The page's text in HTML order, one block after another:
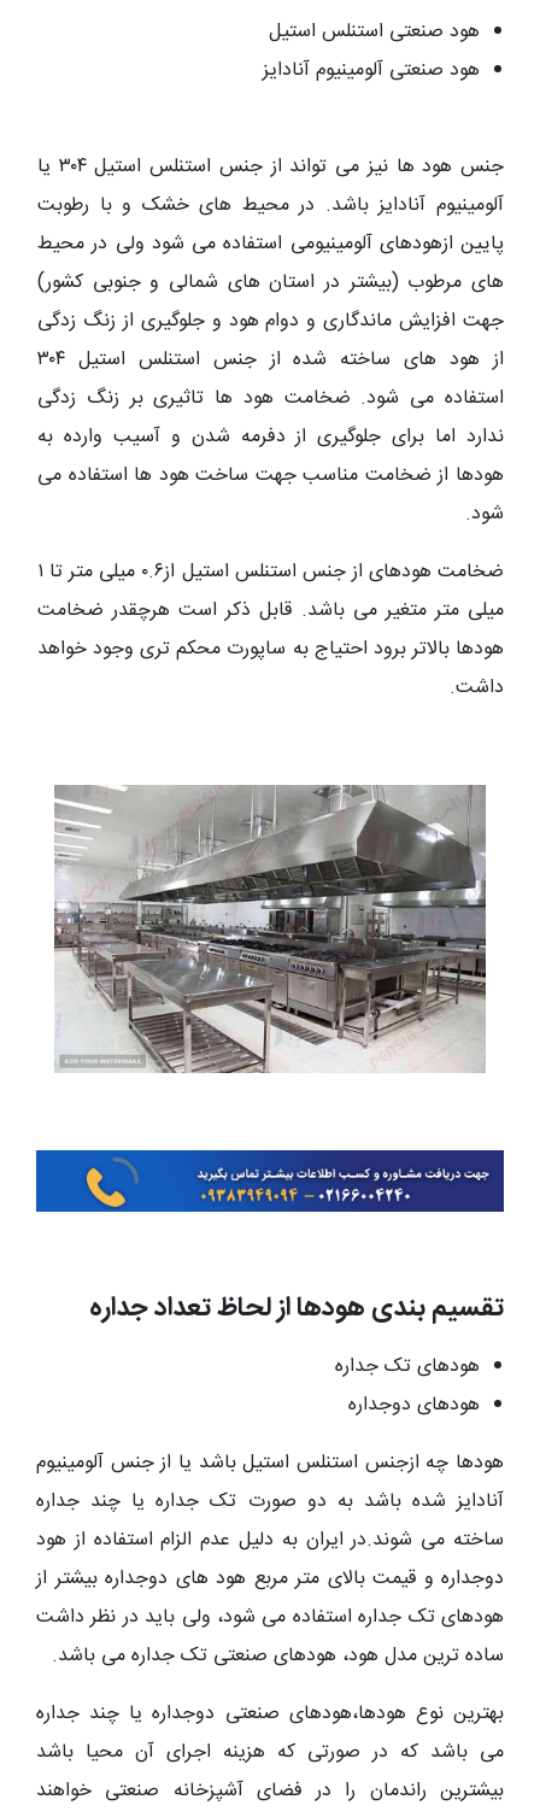
هود صنعتی استنلس استیل
هود صنعتی آلومینیوم آنادایز
جنس هود ها نیز می تواند از جنس استنلس استیل ۳۰۴ یا
آلومینیوم آنادایز باشد. در محیط‌ های خشک و با رطوبت
پایین ازهودهای آلومینیومی استفاده می شود ولی در محیط
های مرطوب (بیشتر در استان های شمالی و جنوبی کشور)
جهت افزایش ماندگاری و دوام هود و جلوگیری از زنگ زدگی
از هود های ساخته شده از جنس استنلس استیل ۳۰۴
استفاده می شود. ضخامت هود ها تاثیری بر زنگ زدگی
ندارد اما برای جلوگیری از دفرمه شدن و آسیب وارده به
هودها از ضخامت مناسب جهت ساخت هود ها استفاده می
شود.
ضخامت هودهای از جنس استنلس استیل از۰.۶ میلی متر تا ۱
میلی متر متغیر می باشد. قابل ذکر است هرچقدر ضخامت
هودها بالاتر برود احتیاج به ساپورت محکم تری وجود خواهد
داشت.
تقسیم بندی هودها از لحاظ تعداد جداره
هودهای تک جداره
هودهای دوجداره
هودها چه ازجنس استنلس استیل باشد یا از جنس آلومینیوم
آنادایز شده باشد به دو صورت تک جداره یا چند جداره
ساخته می شوند.در ایران به دلیل عدم الزام استفاده از هود
دوجداره و قیمت بالای متر مربع هود های دوجداره بیشتر از
هودهای تک جداره استفاده می شود، ولی باید در نظر داشت
ساده ترین مدل هود، هودهای صنعتی تک جداره می باشد.
بهترین نوع هودها،هودهای صنعتی دوجداره یا چند جداره
می باشد که در صورتی که هزینه اجرای آن محیا باشد
بیشترین راندمان را در فضای آشپزخانه صنعتی خواهند